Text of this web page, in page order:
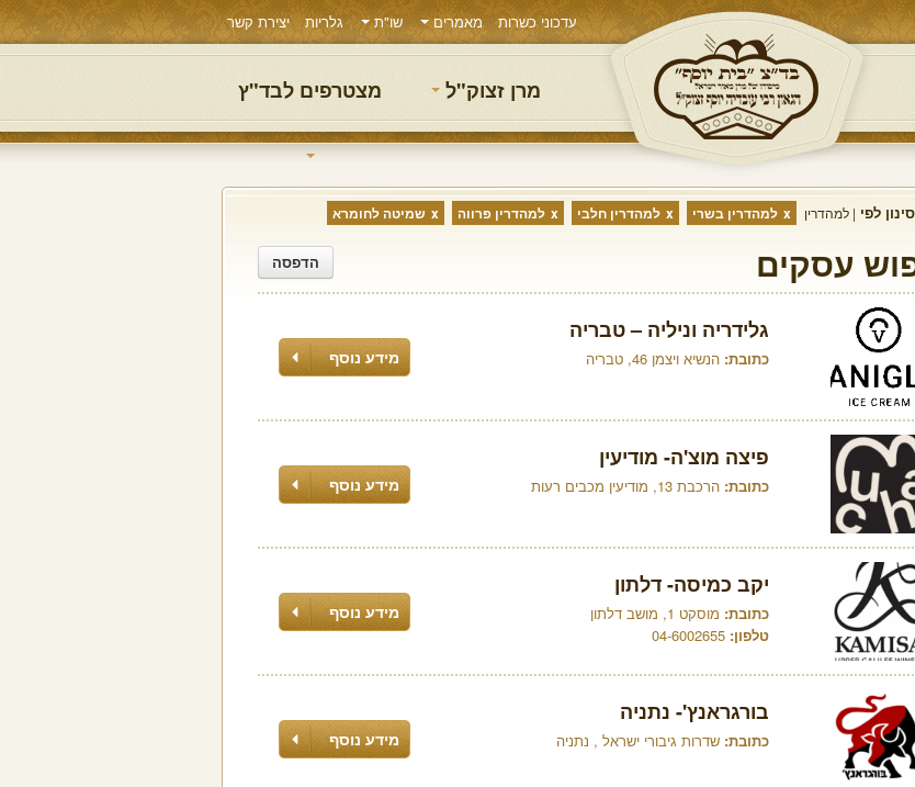
עדכוני כשרות מאמרים שו"ת גלריות יצירת קשר
מרן זצוק"ל מצטרפים לבד"ץ
סינון לפי למהדרין למהדרין בשרי למהדרין חלבי למהדרין פרווה שמיטה לחומרא
עסקים הדפסה
גלידריה וניליה – טבריה
כתובת: הנשיא ויצמן 46, טבריה מידע נוסף
פיצה מוצ'ה- מודיעין
כתובת: הרכבת 13, מודיעין מכבים רעות מידע נוסף
יקב כמיסה- דלתון
כתובת: מוסקט 1, מושב דלתון
טלפון: 04-6002655
מידע נוסף
בורגראנץ'- נתניה
כתובת: שדרות גיבורי ישראל , נתניה מידע נוסף